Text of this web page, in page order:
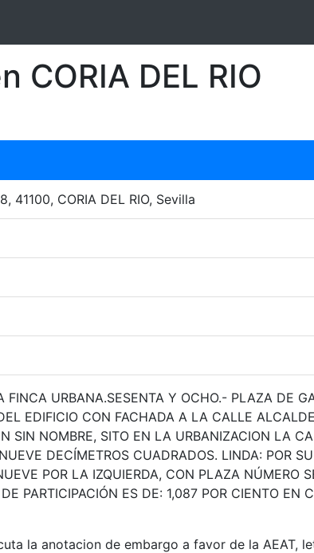
CORIA DEL RIO
41100, CORIA DEL RIO, Sevilla
URBANA.SESENTA Y OCHO.- PLAZA DE
EDIFICIO CON FACHADA A LA CALLE
SIN NOMBRE, SITO EN LA URBANIZACION LA
DECÍMETROS CUADRADOS. LINDA: POR
POR LA IZQUIERDA, CON PLAZA NÚMERO
PARTICIPACIÓN ES DE: 1,087 POR CIENTO
la anotacion de embargo a favor de la AEAT,